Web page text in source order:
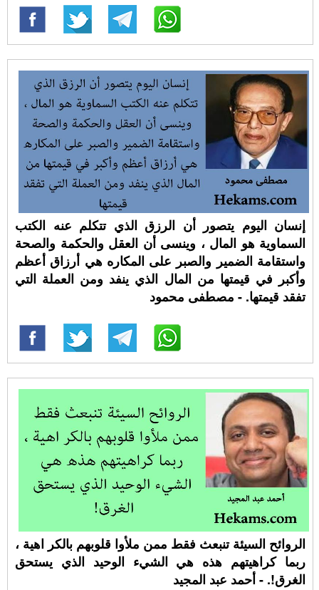
إنسان اليوم يتصور أن الرزق الذي تتكلم عنه الكتب
السماوية هو المال ، وينسى أن العقل والحكمة والصحة
واستقامة الضمير والصبر على المكاره هي أرزاق أعظم
وأكبر في قيمتها من المال الذي ينفد ومن العملة التي
تفقد قيمتها. - مصطفى محمود
الروائح السيئة تنبعث فقط ممن ملأوا قلوبهم بالكر اهية ،
ربما كراهيتهم هذه هي الشيء الوحيد الذي يستحق
الغرق!. - أحمد عبد المجيد